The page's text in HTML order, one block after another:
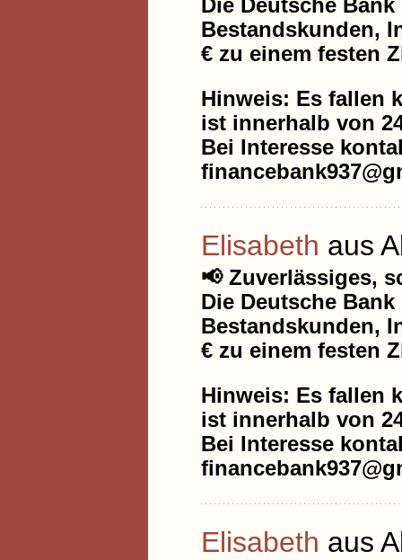
Die Deutsche
Bestandskunden,
€ zu einem festen
Hinweis: Es fallen
ist innerhalb von
Bei Interesse
Elisabeth aus
📢 Zuverlässiges,
Die Deutsche
Bestandskunden,
€ zu einem festen
Hinweis: Es fallen
ist innerhalb von
Bei Interesse
Elisabeth aus